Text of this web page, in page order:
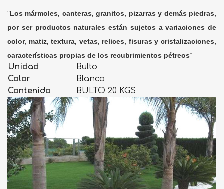
"Los mármoles, canteras, granitos, pizarras y demás piedras,
por ser productos naturales están sujetos a variaciones de
color, matiz, textura, vetas, relices, fisuras y cristalizaciones,
características propias de los recubrimientos pétreos"
Unidad
Bulto
Color
Blanco
Contenido
BULTO 20 KGS